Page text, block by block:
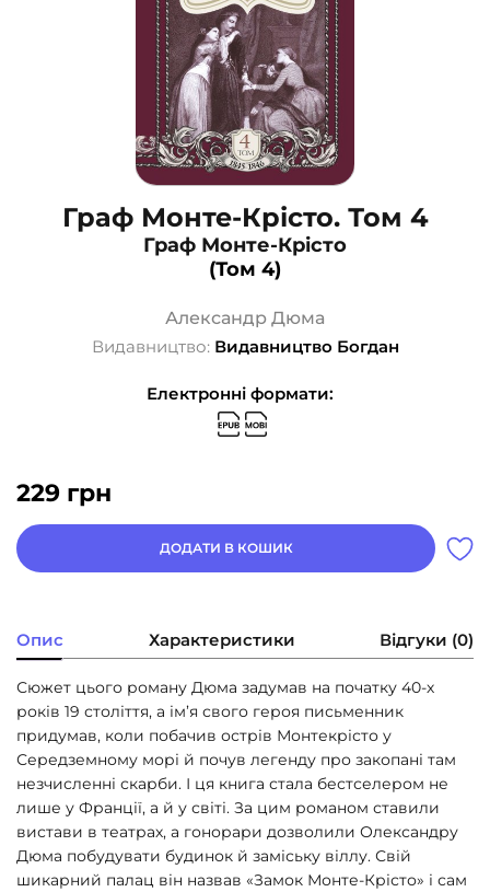
Граф Монте-Крісто. Том 4
Граф Монте-Крісто
(Том 4)
Александр Дюма
Видавництво: Видавництво Богдан
Електронні формати:
229 грн
ДОДАТИ В КОШИК
Опис Характеристики Відгуки (0)
Сюжет цього роману Дюма задумав на початку 40-х
років 19 століття, а ім’я свого героя письменник
придумав, коли побачив острів Монтекрісто у
Середземному морі й почув легенду про закопані там
незчисленні скарби. І ця книга стала бестселером не
лише у Франції, а й у світі. За цим романом ставили
вистави в театрах, а гонорари дозволили Олександру
Дюма побудувати будинок й заміську віллу. Свій
шикарний палац він назвав «Замок Монте-Крісто» і сам